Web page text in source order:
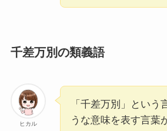
来・使い方・例文まで完全
味・日常で使える例文も
千差万別の類義語
ヒカル
「千差万別」という
うな意味を表す言葉